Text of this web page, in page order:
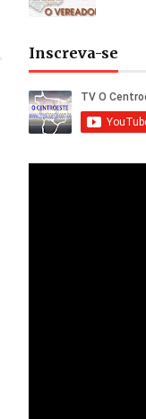
Inscreva-se